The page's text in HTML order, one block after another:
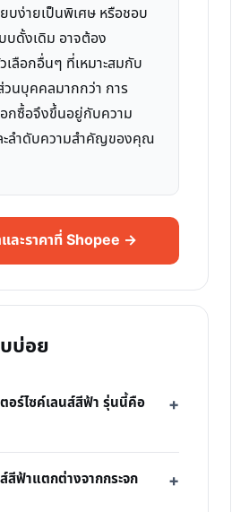
บง่ายเป็นพิเศษ หรือชอบ
บดั้งเดิม อาจต้อง
ลือกอื่นๆ ที่เหมาะสมกับ
นบุคคลมากกว่า การ
กซื้อจึงขึ้นอยู่กับความ
ะลำดับความสำคัญของคุณ
ละราคาที่ Shopee →
บ่อย
อร์ไซค์เลนส์สีฟ้า รุ่นนี้คือ
สีฟ้าแตกต่างจากกระจก